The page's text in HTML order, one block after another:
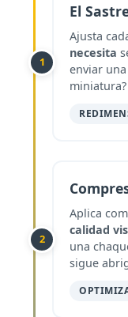
1
El
Ajusta
necesita
enviar
miniatura?
2
Aplica
calidad
una
sigue